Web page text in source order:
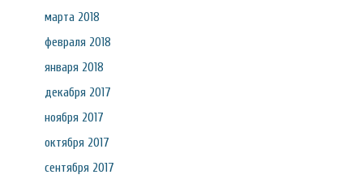
марта 2018
февраля 2018
января 2018
декабря 2017
ноября 2017
октября 2017
сентября 2017